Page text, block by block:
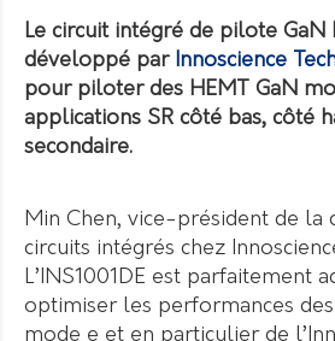
Le circuit intégré de pilote GaN
développé par Innoscience
pour piloter des HEMT GaN
applications SR côté bas, côté
secondaire.
Min Chen, vice-président de la
circuits intégrés chez
L’INS1001DE est parfaitement
optimiser les performances des
mode e et en particulier de